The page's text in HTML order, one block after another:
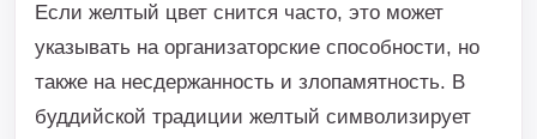
Если желтый цвет снится часто, это может
указывать на организаторские способности, но
также на несдержанность и злопамятность. В
буддийской традиции желтый символизирует